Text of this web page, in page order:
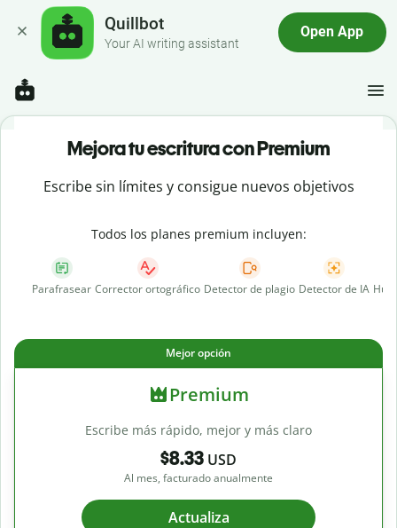
Quillbot
Your AI writing assistant
Open App
Mejora tu escritura con Premium
Escribe sin límites y consigue nuevos objetivos
Todos los planes premium incluyen:
Parafrasear Corrector ortográfico Detector de plagio Detector de IA
Mejor opción
Premium
Escribe más rápido, mejor y más claro
$8.33 USD
Al mes, facturado anualmente
Actualiza